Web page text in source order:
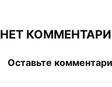
НЕТ
Оставьте